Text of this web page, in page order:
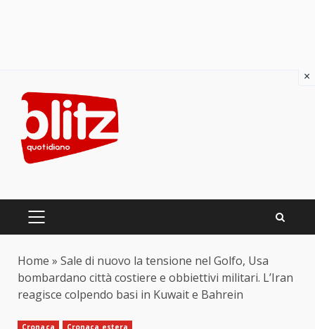
content
PRIMARY
Home » Sale di nuovo la tensione nel Golfo, Usa
bombardano città costiere e obbiettivi militari. L’Iran
reagisce colpendo basi in Kuwait e Bahrein
Cronaca Cronaca estera
×